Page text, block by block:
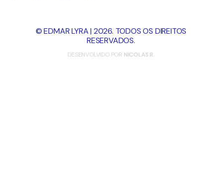
© EDMAR LYRA | 2026. TODOS OS DIREITOS
RESERVADOS.
DESENVOLVIDO POR NICOLAS R.